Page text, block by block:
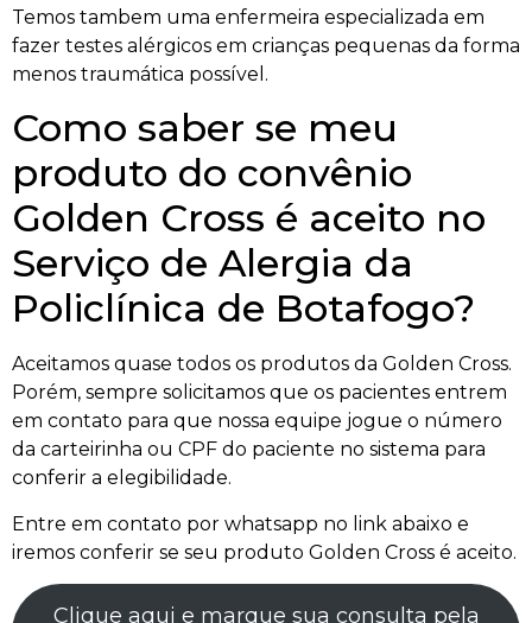
Temos tambem uma enfermeira especializada em
fazer testes alérgicos em crianças pequenas da forma
menos traumática possível.
Como saber se meu
produto do convênio
Golden Cross é aceito no
Serviço de Alergia da
Policlínica de Botafogo?
Aceitamos quase todos os produtos da Golden Cross.
Porém, sempre solicitamos que os pacientes entrem
em contato para que nossa equipe jogue o número
da carteirinha ou CPF do paciente no sistema para
conferir a elegibilidade.
Entre em contato por whatsapp no link abaixo e
iremos conferir se seu produto Golden Cross é aceito.
Clique aqui e marque sua consulta pela